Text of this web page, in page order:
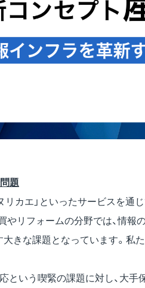
題
リカエ」といったサービスを通
やリフォームの分野では、情
きな課題となっています。私
という喫緊の課題に対し、大